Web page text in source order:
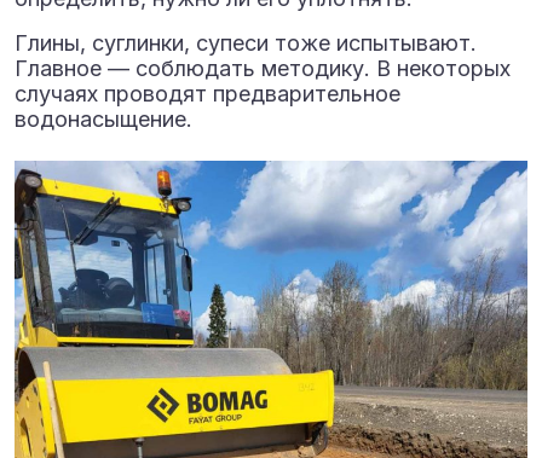
Глины, суглинки, супеси тоже испытывают.
Главное — соблюдать методику. В некоторых
случаях проводят предварительное
водонасыщение.